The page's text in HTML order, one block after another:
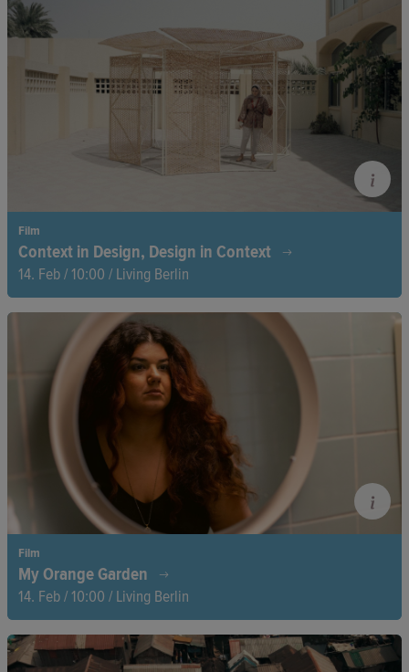
Film
Context in Design, Design in Context
14. Feb / 10:00 / Living Berlin
Zwei Städte, zwei Handwerkstraditionen – ein Dialog über
Film
My Orange Garden
14. Feb / 10:00 / Living Berlin
Im Iran war ihre Stimme gefährlich. Heute erhebt Faravaz sie
in Deutschland für die Rechte iranischer Frauen.